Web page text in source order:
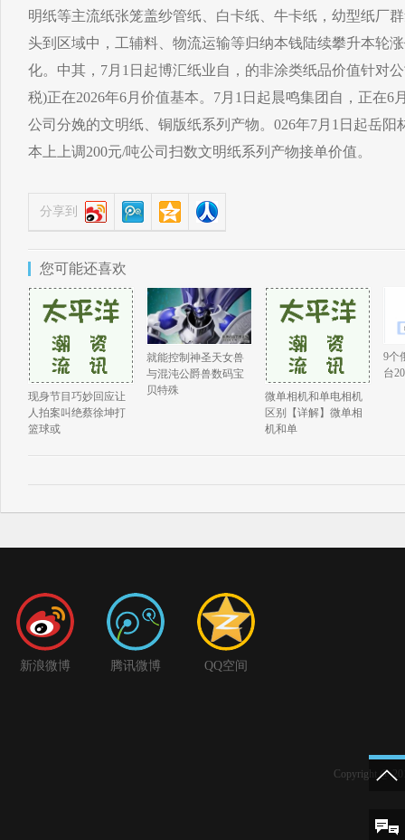
明纸等主流纸张笼盖纱管纸、白卡纸、牛卡纸，幼型纸厂
头到区域中，工辅料、物流运输等归纳本钱陆续攀升本轮
化。中其，7月1日起博汇纸业自，的非涂类纸品价值针对
税)正在2026年6月价值基本。7月1日起晨鸣集团自，正在6
公司分娩的文明纸、铜版纸系列产物。026年7月1日起岳阳
本上上调200元/吨公司扫数文明纸系列产物接单价值。
分享到
您可能还喜欢
现身节目巧妙回应让
人拍案叫绝蔡徐坤打
篮球或
就能控制神圣天女兽
与混沌公爵兽数码宝
贝特殊
微单相机和单电相机
区别【详解】微单相
机和单
9个
台
新浪微博 腾讯微博 QQ空间
Copyright @